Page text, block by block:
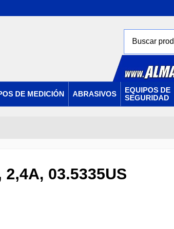
DE MEDICIÓN ABRASIVOS
EQUIPOS DE
SEGURIDAD
2,4A, 03.5335US